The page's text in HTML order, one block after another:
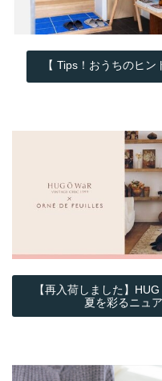
【 Tips！おうちのヒ
【再入荷しました】
夏を彩るニュ